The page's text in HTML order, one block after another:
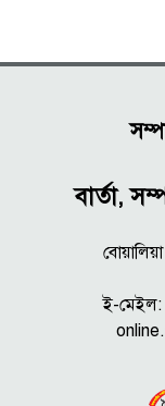
বার্তা,
ই-